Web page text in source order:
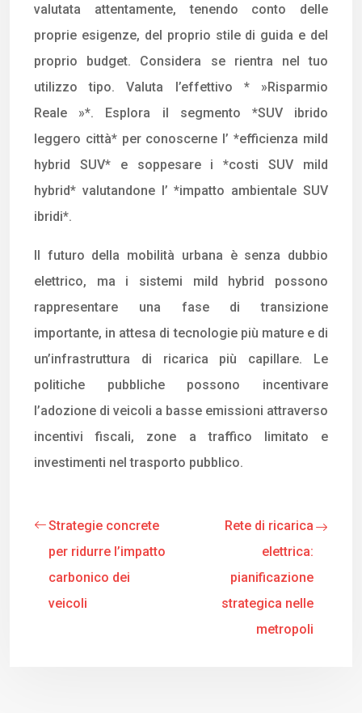
valutata attentamente, tenendo conto delle
proprie esigenze, del proprio stile di guida e del
proprio budget. Considera se rientra nel tuo
utilizzo tipo. Valuta l’effettivo * »Risparmio
Reale »*. Esplora il segmento *SUV ibrido
leggero città* per conoscerne l’ *efficienza mild
hybrid SUV* e soppesare i *costi SUV mild
hybrid* valutandone l’ *impatto ambientale SUV
ibridi*.
Il futuro della mobilità urbana è senza dubbio
elettrico, ma i sistemi mild hybrid possono
rappresentare una fase di transizione
importante, in attesa di tecnologie più mature e di
un’infrastruttura di ricarica più capillare. Le
politiche pubbliche possono incentivare
l’adozione di veicoli a basse emissioni attraverso
incentivi fiscali, zone a traffico limitato e
investimenti nel trasporto pubblico.
Strategie concrete
per ridurre l’impatto
carbonico dei
veicoli
Rete di ricarica
elettrica:
pianificazione
strategica nelle
metropoli